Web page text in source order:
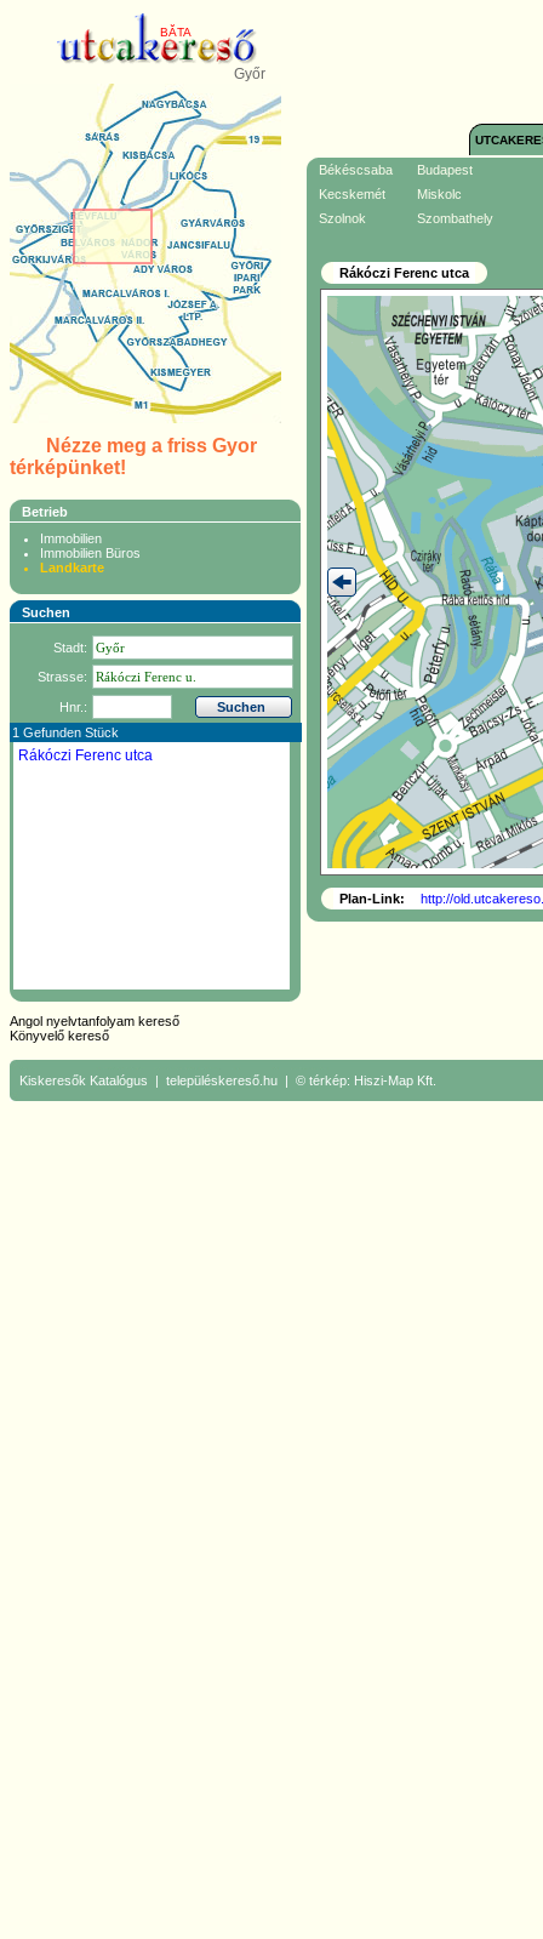
BĂTA
Győr
Nézze meg a friss Gyor
térképünket!
Betrieb
Immobilien
Immobilien Büros
Landkarte
Suchen
Stadt:
Strasse:
Hnr.:
1 Gefunden Stück
Rákóczi Ferenc utca
Angol nyelvtanfolyam kereső
Könyvelő kereső
Békéscsaba
Budapest
Kecskemét
Miskolc
Szolnok
Szombathely
Rákóczi Ferenc utca
Plan-Link: http://
Kiskeresők Katalógus | településkereső.hu | © térkép: Hiszi-Map Kft.